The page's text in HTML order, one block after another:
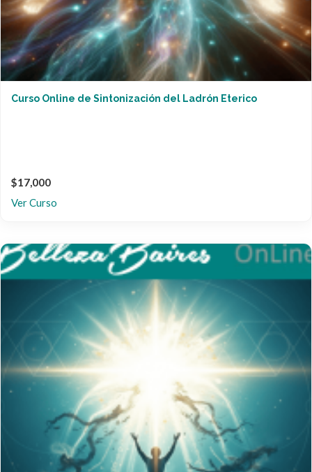
Curso Online de Sintonización del Ladrón Eterico
$17,000
Ver Curso